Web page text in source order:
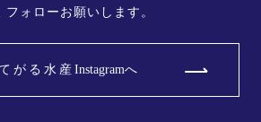
フォローお願いします。
がる水産 Instagramへ